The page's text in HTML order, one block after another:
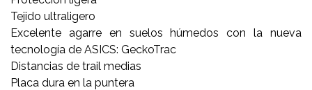
Tejido ultraligero
Excelente agarre en suelos húmedos con la nueva
tecnología de ASICS: GeckoTrac
Distancias de trail medias
Placa dura en la puntera